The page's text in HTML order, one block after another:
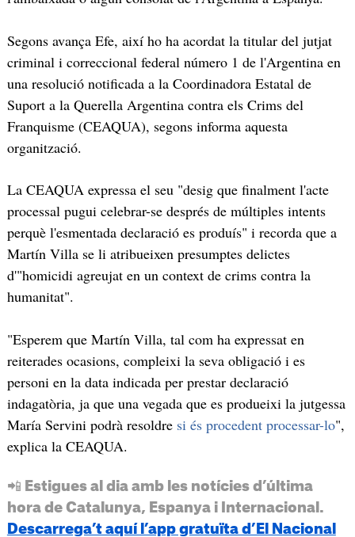
Segons avança Efe, així ho ha acordat la titular del jutjat
criminal i correccional federal número 1 de l'Argentina en
una resolució notificada a la Coordinadora Estatal de
Suport a la Querella Argentina contra els Crims del
Franquisme (CEAQUA), segons informa aquesta
organització.
La CEAQUA expressa el seu "desig que finalment l'acte
processal pugui celebrar-se després de múltiples intents
perquè l'esmentada declaració es produís" i recorda que a
Martín Villa se li atribueixen presumptes delictes
d'"homicidi agreujat en un context de crims contra la
humanitat".
"Esperem que Martín Villa, tal com ha expressat en
reiterades ocasions, compleixi la seva obligació i es
personi en la data indicada per prestar declaració
indagatòria, ja que una vegada que es produeixi la jutgessa
María Servini podrà resoldre si és procedent processar-lo",
explica la CEAQUA.
📲 Estigues al dia amb les notícies d’última
hora de Catalunya, Espanya i Internacional.
Descarrega’t aquí l’app gratuïta d’El Nacional